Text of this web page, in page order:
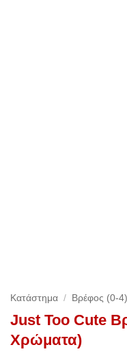
Κατάστημα / Βρέφος (0-4)
Just Too Cute
Χρώματα)